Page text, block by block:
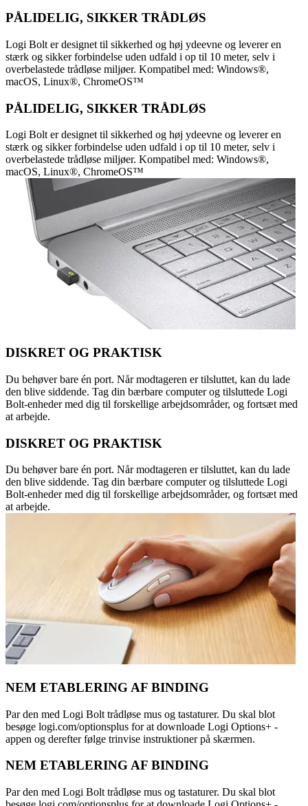
PÅLIDELIG, SIKKER TRÅDLØS
Logi Bolt er designet til sikkerhed og høj ydeevne og leverer en
stærk og sikker forbindelse uden udfald i op til 10 meter, selv i
overbelastede trådløse miljøer. Kompatibel med: Windows®,
macOS, Linux®, ChromeOS™
PÅLIDELIG, SIKKER TRÅDLØS
Logi Bolt er designet til sikkerhed og høj ydeevne og leverer en
stærk og sikker forbindelse uden udfald i op til 10 meter, selv i
overbelastede trådløse miljøer. Kompatibel med: Windows®,
macOS, Linux®, ChromeOS™
DISKRET OG PRAKTISK
Du behøver bare én port. Når modtageren er tilsluttet, kan du lade
den blive siddende. Tag din bærbare computer og tilsluttede Logi
Bolt-enheder med dig til forskellige arbejdsområder, og fortsæt med
at arbejde.
DISKRET OG PRAKTISK
Du behøver bare én port. Når modtageren er tilsluttet, kan du lade
den blive siddende. Tag din bærbare computer og tilsluttede Logi
Bolt-enheder med dig til forskellige arbejdsområder, og fortsæt med
at arbejde.
NEM ETABLERING AF BINDING
Par den med Logi Bolt trådløse mus og tastaturer. Du skal blot
besøge logi.com/optionsplus for at downloade Logi Options+ -
appen og derefter følge trinvise instruktioner på skærmen.
NEM ETABLERING AF BINDING
Par den med Logi Bolt trådløse mus og tastaturer. Du skal blot